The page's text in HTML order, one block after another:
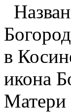
в
икона
Матери